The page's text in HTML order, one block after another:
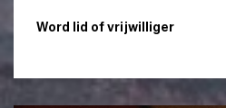
Word lid of vrijwilliger